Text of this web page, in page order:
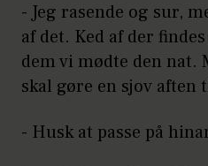
- Jeg rasende og sur,
af det. Ked af der
dem vi mødte den nat.
skal gøre en sjov aften
- Husk at passe på